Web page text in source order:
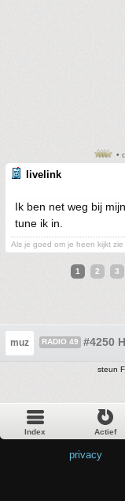
•
livelink
Ik ben net weg bij
tune ik in.
Als je goed om je heen kijkt
1 2 3
muz RADIO 49 #4250
steun
Index Actief
privacy